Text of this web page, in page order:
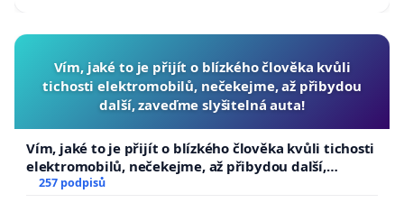
Vím, jaké to je přijít o blízkého člověka kvůli
tichosti elektromobilů, nečekejme, až přibydou
další, zaveďme slyšitelná auta!
Vím, jaké to je přijít o blízkého člověka kvůli tichosti
elektromobilů, nečekejme, až přibydou další,
zaveďme slyšitelná auta!
257 podpisů